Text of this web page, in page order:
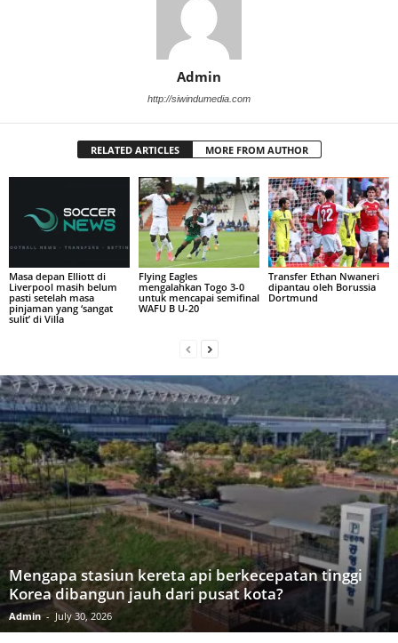
Admin
http://siwindumedia.com
RELATED ARTICLES MORE FROM AUTHOR
Masa depan Elliott di
Liverpool masih belum
pasti setelah masa
pinjaman yang ‘sangat
sulit’ di Villa
Flying Eagles
mengalahkan Togo 3-0
untuk mencapai semifinal
WAFU B U-20
Transfer Ethan Nwaneri
dipantau oleh Borussia
Dortmund
Mengapa stasiun kereta api berkecepatan tinggi
Korea dibangun jauh dari pusat kota?
Admin - July 30, 2026